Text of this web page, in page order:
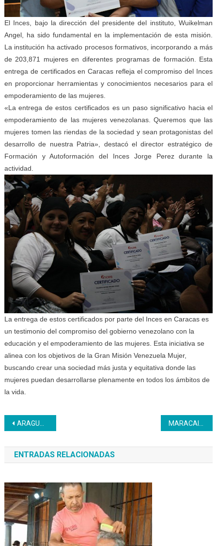
El Inces, bajo la dirección del presidente del instituto, Wuikelman
Angel, ha sido fundamental en la implementación de esta misión.
La institución ha activado procesos formativos, incorporando a más
de 203,871 mujeres en diferentes programas de formación. Esta
entrega de certificados en Caracas refleja el compromiso del Inces
en proporcionar herramientas y conocimientos necesarios para el
empoderamiento de las mujeres.
«La entrega de estos certificados es un paso significativo hacia el
empoderamiento de las mujeres venezolanas. Queremos que las
mujeres tomen las riendas de la sociedad y sean protagonistas del
desarrollo de nuestra Patria», destacó el director estratégico de
Formación y Autoformación del Inces Jorge Perez durante la
actividad.
La entrega de estos certificados por parte del Inces en Caracas es
un testimonio del compromiso del gobierno venezolano con la
educación y el empoderamiento de las mujeres. Esta iniciativa se
alinea con los objetivos de la Gran Misión Venezuela Mujer,
buscando crear una sociedad más justa y equitativa donde las
mujeres puedan desarrollarse plenamente en todos los ámbitos de
la vida.
Navegación
de
entradas
ARAGUA | Inces celebra un año de la Gran Misión Venezuela Mujer junto al presidente Maduro
ENTRADAS RELACIONADAS